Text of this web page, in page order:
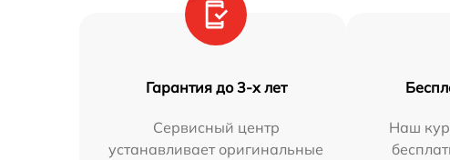
Гарантия до 3-х лет
Сервисный центр
устанавливает оригинальные
Наш